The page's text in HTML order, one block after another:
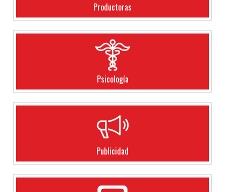
Productoras
Psicología
Publicidad